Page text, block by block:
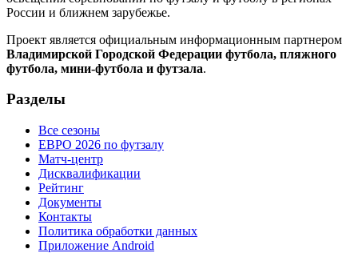
России и ближнем зарубежье.
Проект является официальным информационным партнером
Владимирской Городской Федерации футбола, пляжного
футбола, мини-футбола и футзала.
Разделы
Все сезоны
ЕВРО 2026 по футзалу
Матч-центр
Дисквалификации
Рейтинг
Документы
Контакты
Политика обработки данных
Приложение Android